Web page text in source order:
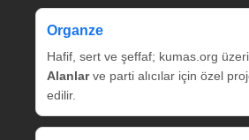
Organze
Hafif, sert ve şeffaf; kumas.org
Alanlarve parti alıcılar için özel
edilir.